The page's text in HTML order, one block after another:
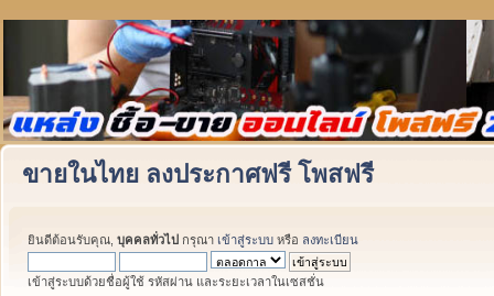
ขายในไทย ลงประกาศฟรี โพสฟรี
ยินดีต้อนรับคุณ, บุคคลทั่วไป กรุณา เข้าสู่ระบบ หรือ ลงทะเบียน
เข้าสู่ระบบด้วยชื่อผู้ใช้ รหัสผ่าน และระยะเวลาในเซสชั่น